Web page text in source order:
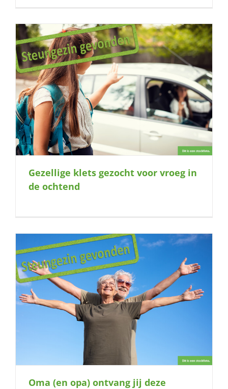
Gezellige klets gezocht voor vroeg in
de ochtend
Oma (en opa) ontvang jij deze